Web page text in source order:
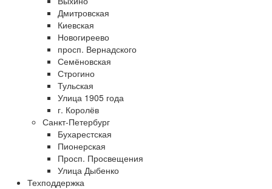
Дмитровская
Киевская
Новогиреево
просп. Вернадского
Семёновская
Строгино
Тульская
Улица 1905 года
г. Королёв
Санкт-Петербург
Бухарестская
Пионерская
Просп. Просвещения
Улица Дыбенко
Техподдержка